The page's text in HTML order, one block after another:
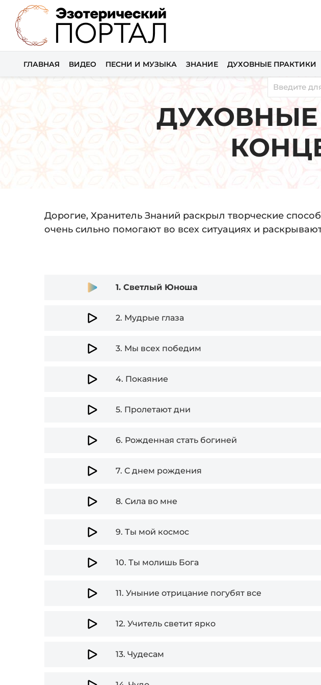
ГЛАВНАЯ ВИДЕО ПЕСНИ И МУЗЫКА ЗНАНИЕ ДУХОВНЫЕ ПРАКТИКИ
Дорогие, Хранитель Знаний раскрыл творческие
очень сильно помогают во всех ситуациях и
Audio
Player
1. Светлый Юноша
2. Мудрые глаза
3. Мы всех победим
4. Покаяние
5. Пролетают дни
6. Рожденная стать богиней
7. С днем рождения
8. Сила во мне
9. Ты мой космос
10. Ты молишь Бога
11. Уныние отрицание погубят все
12. Учитель светит ярко
13. Чудесам